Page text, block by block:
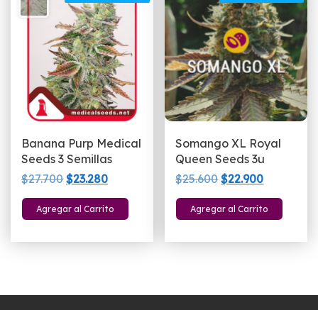
Banana Purp Medical
Seeds 3 Semillas
$27.700 El
precio
original
$23.280El
precio
actual
Agregar al Carrito
Somango XL Royal
Queen Seeds 3u
$25.600El
precio
original
$22.900El
precio
actual
Agregar al Carrito